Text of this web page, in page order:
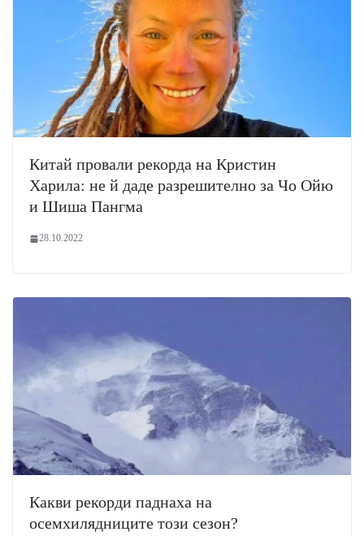
Китай провали рекорда на Кристин
Харила: не й даде разрешително за Чо Ойю
и Шиша Пангма
28.10.2022
Какви рекорди паднаха на
осемхилядниците този сезон?